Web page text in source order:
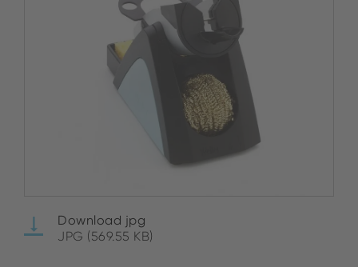
Download jpg
JPG (569.55 KB)